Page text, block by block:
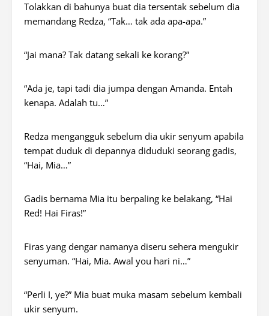
Tolakkan di bahunya buat dia tersentak sebelum dia
memandang Redza, “Tak… tak ada apa-apa.”
“Jai mana? Tak datang sekali ke korang?”
“Ada je, tapi tadi dia jumpa dengan Amanda. Entah
kenapa. Adalah tu…”
Redza mengangguk sebelum dia ukir senyum apabila
tempat duduk di depannya diduduki seorang gadis,
“Hai, Mia…”
Gadis bernama Mia itu berpaling ke belakang, “Hai
Red! Hai Firas!”
Firas yang dengar namanya diseru sehera mengukir
senyuman. “Hai, Mia. Awal you hari ni…”
“Perli I, ye?” Mia buat muka masam sebelum kembali
ukir senyum.